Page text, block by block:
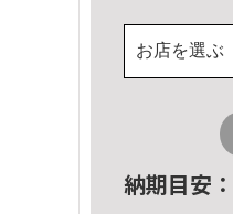
お店を選ぶ
納期目安：